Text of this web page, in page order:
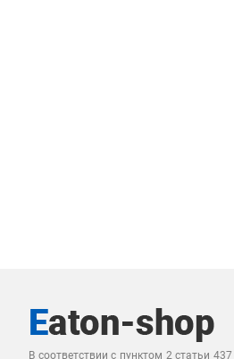
В соответствии с пунктом 2 статьи